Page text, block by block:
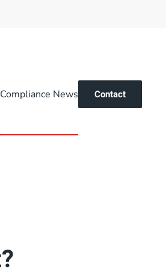
Compliance News Contact